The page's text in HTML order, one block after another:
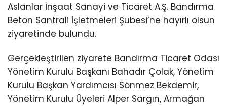
Aslanlar İnşaat Sanayi ve Ticaret A.Ş. Bandırma
Beton Santrali İşletmeleri Şubesi’ne hayırlı olsun
ziyaretinde bulundu.
Gerçekleştirilen ziyarete Bandırma Ticaret Odası
Yönetim Kurulu Başkanı Bahadır Çolak, Yönetim
Kurulu Başkan Yardımcısı Sönmez Bekdemir,
Yönetim Kurulu Üyeleri Alper Sargın, Armağan